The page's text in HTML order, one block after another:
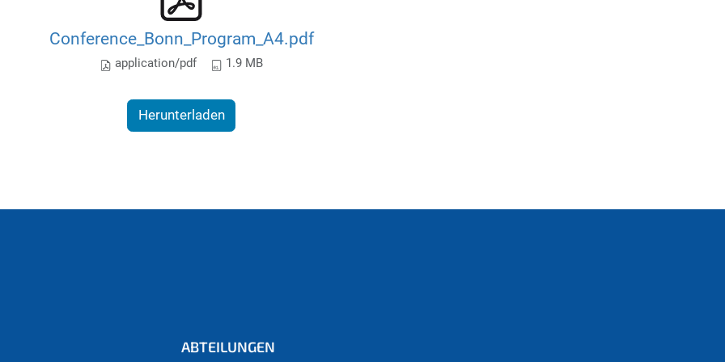
Conference_Bonn_Program_A4.pdf
application/pdf 1.9 MB
Herunterladen
ABTEILUNGEN